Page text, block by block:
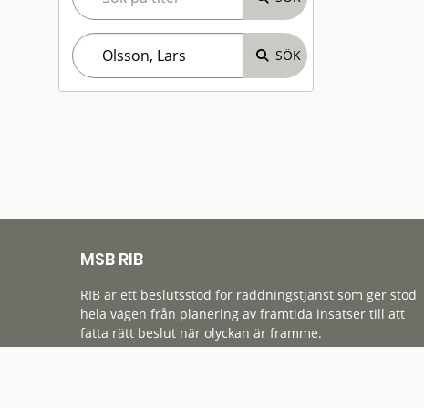
MSB RIB
RIB är ett beslutsstöd för räddningstjänst som ger stöd
hela vägen från planering av framtida insatser till att
fatta rätt beslut när olyckan är framme.